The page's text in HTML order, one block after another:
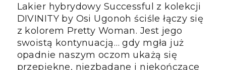
Lakier hybrydowy Successful z kolekcji
DIVINITY by Osi Ugonoh ściśle łączy się
z kolorem Pretty Woman. Jest jego
swoistą kontynuacją… gdy mgła już
opadnie naszym oczom ukażą się
przepiękne, niezbadane i niekończące